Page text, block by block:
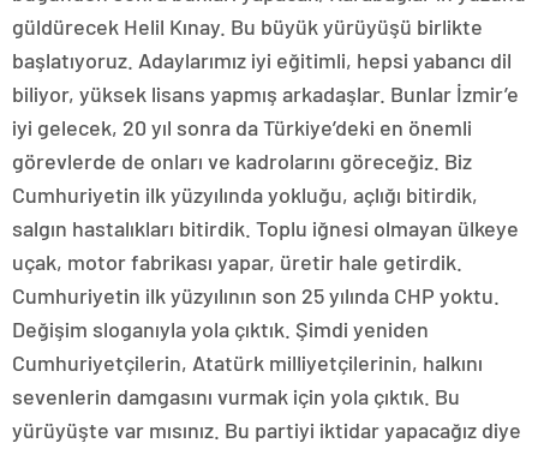
güldürecek Helil Kınay. Bu büyük yürüyüşü birlikte
başlatıyoruz. Adaylarımız iyi eğitimli, hepsi yabancı dil
biliyor, yüksek lisans yapmış arkadaşlar. Bunlar İzmir’e
iyi gelecek, 20 yıl sonra da Türkiye’deki en önemli
görevlerde de onları ve kadrolarını göreceğiz. Biz
Cumhuriyetin ilk yüzyılında yokluğu, açlığı bitirdik,
salgın hastalıkları bitirdik. Toplu iğnesi olmayan ülkeye
uçak, motor fabrikası yapar, üretir hale getirdik.
Cumhuriyetin ilk yüzyılının son 25 yılında CHP yoktu.
Değişim sloganıyla yola çıktık. Şimdi yeniden
Cumhuriyetçilerin, Atatürk milliyetçilerinin, halkını
sevenlerin damgasını vurmak için yola çıktık. Bu
yürüyüşte var mısınız. Bu partiyi iktidar yapacağız diye